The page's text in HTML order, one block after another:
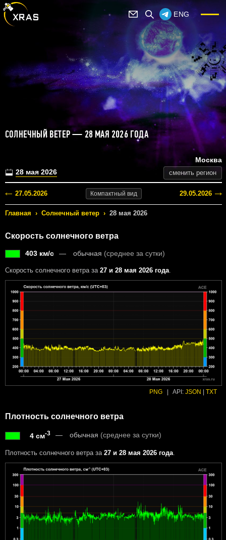
ENG
СОЛНЕЧНЫЙ ВЕТЕР — 28 МАЯ 2026 ГОДА
28 мая 2026
Москва
сменить регион
27.05.2026 Компактный вид 29.05.2026
Главная › Солнечный ветер › 28 мая 2026
Скорость солнечного ветра
403 км/с обычная (среднее за сутки)
Скорость солнечного ветра за 27 и 28 мая 2026 года
PNG API: JSON TXT
Плотность солнечного ветра
4 см-3 обычная (среднее за сутки)
Плотность солнечного ветра за 27 и 28 мая 2026 года.